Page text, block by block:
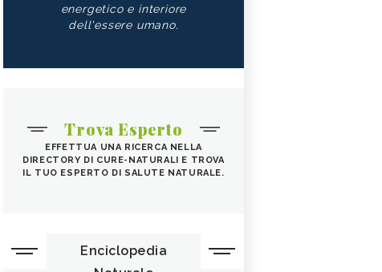
energetico e interiore
dell'essere umano.
Trova Esperto
EFFETTUA UNA RICERCA NELLA
DIRECTORY DI CURE-NATURALI E TROVA
IL TUO ESPERTO DI SALUTE NATURALE.
Enciclopedia